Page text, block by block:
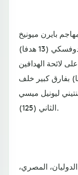
بايرن ميونيخ
الألماني، الدولي البولندي، روبرت ليفاندوفسكي (13 هدفا)
لائحة الهدافين
لكل منهما) بفارق كبير خلف
والأرجنتيني ليونيل ميسي
الثاني (125).
المصري،